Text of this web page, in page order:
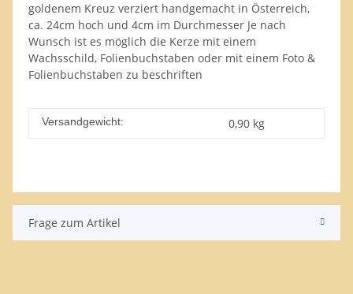
goldenem Kreuz verziert handgemacht in Österreich,
ca. 24cm hoch und 4cm im Durchmesser Je nach
Wunsch ist es möglich die Kerze mit einem
Wachsschild, Folienbuchstaben oder mit einem Foto &
Folienbuchstaben zu beschriften
Versandgewicht: 0,90 kg
Frage zum Artikel